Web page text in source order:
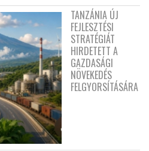
TANZÁNIA ÚJ
FEJLESZTÉSI
STRATÉGIÁT
HIRDETETT A
GAZDASÁGI
NÖVEKEDÉS
FELGYORSÍTÁSÁRA